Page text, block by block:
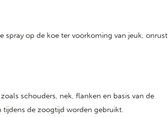
spray op de koe ter voorkoming van jeuk, onrust
schouders, nek, flanken en basis van de
tijdens de zoogtijd worden gebruikt.